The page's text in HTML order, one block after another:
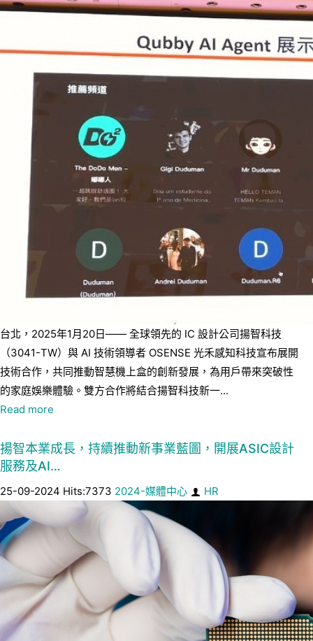
台北，2025年1月20日—— 全球領先的 IC 設計公司揚智科技
（3041-TW）與 AI 技術領導者 OSENSE 光禾感知科技宣布展開
技術合作，共同推動智慧機上盒的創新發展，為用戶帶來突破性
的家庭娛樂體驗。雙方合作將結合揚智科技新一...
Read more
揚智本業成長，持續推動新事業藍圖，開展ASIC設計
服務及AI…
25-09-2024 Hits:7373 2024-媒體中心 HR